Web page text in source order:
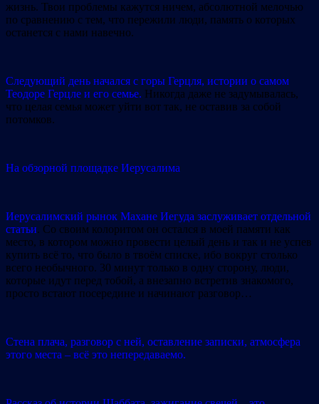
жизнь. Твои проблемы кажутся ничем, абсолютной мелочью
по сравнению с тем, что пережили люди, память о которых
останется с нами навечно.
Следующий день начался с горы Герцля, истории о самом
Теодоре Герцле и его семье. Никогда даже не задумывалась,
что целая семья может уйти вот так, не оставив за собой
потомков.
На обзорной площадке Иерусалима
Иерусалимский рынок Махане Иегуда заслуживает отдельной
статьи. Со своим колоритом он остался в моей памяти как
место, в котором можно провести целый день и так и не успев
купить всё то, что было в твоём списке, ибо вокруг столько
всего необычного. 30 минут только в одну сторону, люди,
которые идут перед тобой, а внезапно встретив знакомого,
просто встают посередине и начинают разговор…
Стена плача, разговор с ней, оставление записки, атмосфера
этого места – всё это непередаваемо.